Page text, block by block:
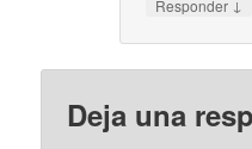
Responder ↓
Deja una